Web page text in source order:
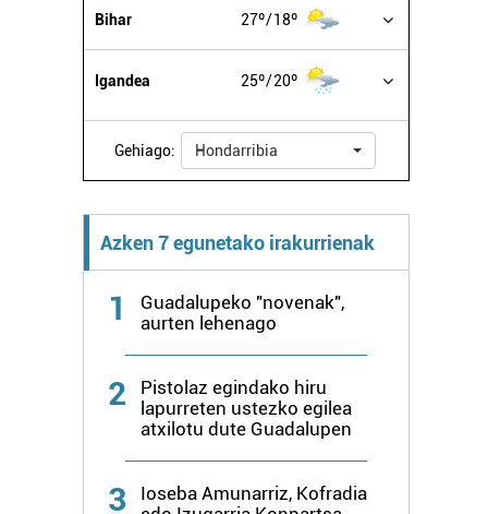
Bihar 27º 18º
Igandea 25º 20º
Gehiago: Hondarribia
Azken 7 egunetako irakurrienak
1
Guadalupeko "novenak",
aurten lehenago
2
Pistolaz egindako hiru
lapurreten ustezko egilea
atxilotu dute Guadalupen
3
Ioseba Amunarriz, Kofradia